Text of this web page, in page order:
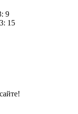
9
15